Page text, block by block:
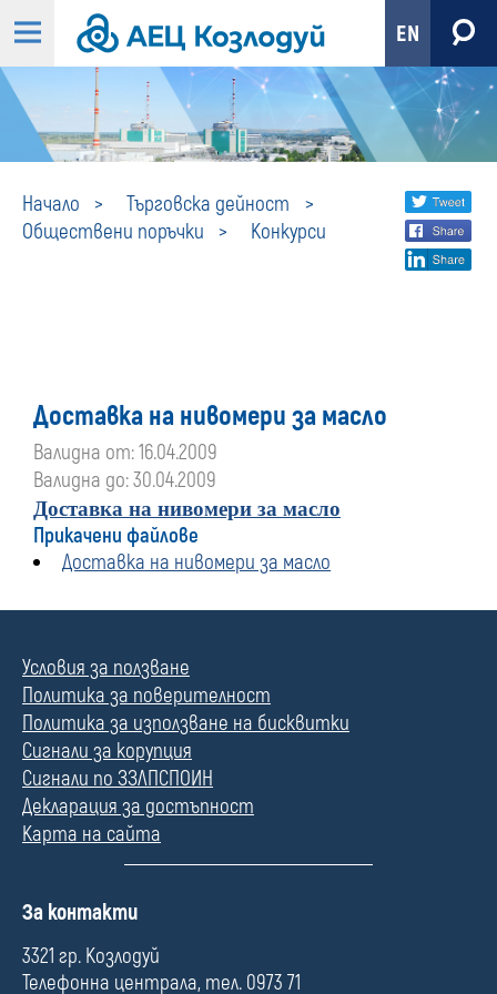
EN
Начало
Търговска дейност
Обществени поръчки
Конкурси
Конкурси
Share
social
Доставка на нивомери за масло
Валидна от: 16.04.2009
Валидна до: 30.04.2009
Доставка на нивомери за масло
Прикачени файлове
Доставка на нивомери за масло
Условия за ползване
Политика за поверителност
Политика за използване на бисквитки
Сигнали за корупция
Сигнали по ЗЗЛПСПОИН
Декларация за достъпност
Карта на сайта
П
л
е
За контакти
3321 гр. Козлодуй
Телефонна централа, тел. 0973 71